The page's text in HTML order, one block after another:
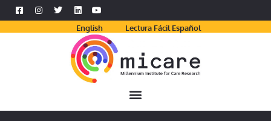
English Lectura Fácil Español